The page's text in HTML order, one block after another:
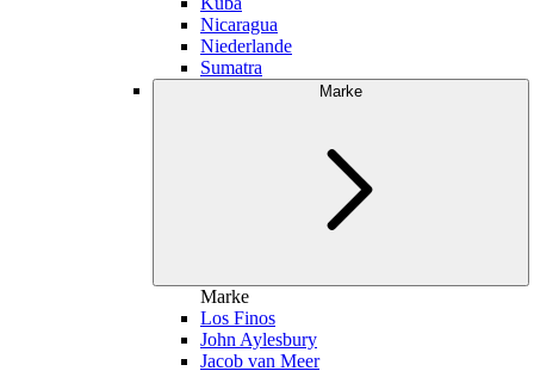
Nicaragua
Niederlande
Sumatra
Marke
Marke
Los Finos
John Aylesbury
Jacob van Meer